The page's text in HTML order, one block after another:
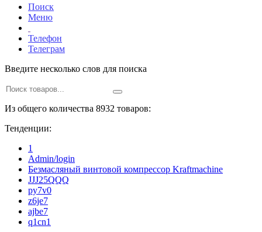
Поиск
Меню
Телефон
Телеграм
Введите несколько слов для поиска
Из общего количества 8932 товаров:
Тенденции:
1
Admin/login
Безмасляный винтовой компрессор Kraftmaсhine
JJJ25QQQ
py7v0
z6je7
ajbe7
q1cn1